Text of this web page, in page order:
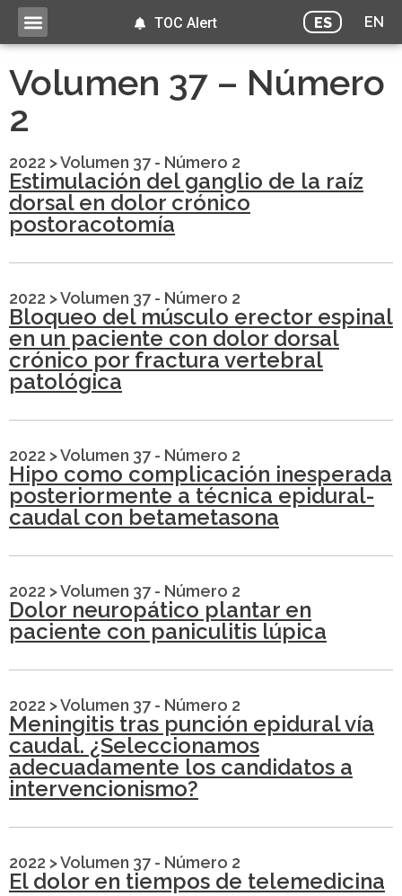
ES EN
TOC Alert
Volumen 37 – Número
2
2022 >Volumen 37 - Número 2
Estimulación del ganglio de la raíz
dorsal en dolor crónico
postoracotomía
2022 >Volumen 37 - Número 2
Bloqueo del músculo erector espinal
en un paciente con dolor dorsal
crónico por fractura vertebral
patológica
2022 >Volumen 37 - Número 2
Hipo como complicación inesperada
posteriormente a técnica epidural-
caudal con betametasona
2022 >Volumen 37 - Número 2
Dolor neuropático plantar en
paciente con paniculitis lúpica
2022 >Volumen 37 - Número 2
Meningitis tras punción epidural vía
caudal. ¿Seleccionamos
adecuadamente los candidatos a
intervencionismo?
2022 >Volumen 37 - Número 2
El dolor en tiempos de telemedicina